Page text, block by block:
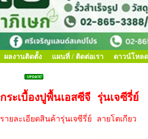
ผลงานติดตั้ง แผนที่ / ติดต่อเรา ดาวน์โหล
กระเบื้องปูพื้นเอสซีจี รุ่นเจ
รายละเอียดสินค้ารุ่นเจซีรี่ย์ ลายโตเกียว